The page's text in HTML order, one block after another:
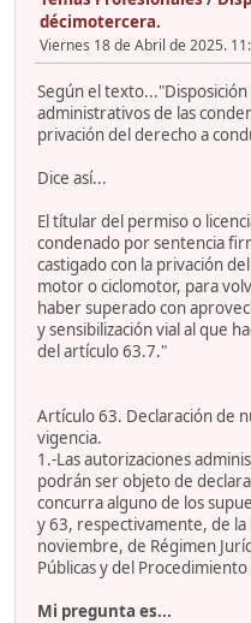
décimotercera.
Viernes 18 de Abril de 2025.
Según el
administrativos de las
privación del derecho a
Dice así...
El títular del permiso o
condenado por sentencia
castigado con la privación
motor o ciclomotor, para
haber superado con
y sensibilización vial al que
del artículo 63.7."
Artículo 63. Declaración de
vigencia.
1.-Las autorizaciones
podrán ser objeto de
concurra alguno de los
y 63, respectivamente, de
noviembre, de Régimen
Públicas y del
Mi pregunta es...